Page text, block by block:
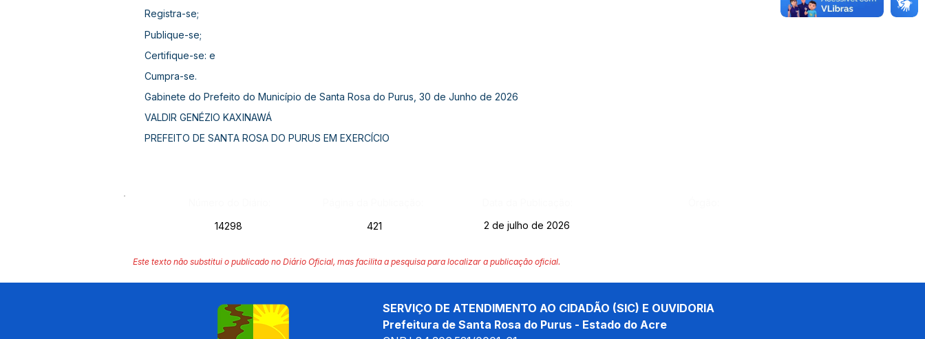
Registra-se;
Publique-se;
Certifique-se: e
Cumpra-se.
Gabinete do Prefeito do Município de Santa Rosa do Purus, 30 de Junho de 2026
VALDIR GENÉZIO KAXINAWÁ
PREFEITO DE SANTA ROSA DO PURUS EM EXERCÍCIO
14298
421 2 de julho de 2026
Este texto não substitui o publicado no Diário Oficial, mas facilita a pesquisa para localizar a publicação oficial.
SERVIÇO DE ATENDIMENTO AO CIDADÃO (SIC) E OUVIDORIA
Prefeitura de Santa Rosa do Purus - Estado do Acre